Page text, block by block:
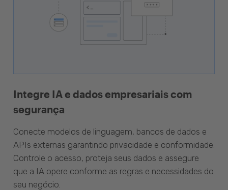
Integre IA e dados empresariais com
segurança
Conecte modelos de linguagem, bancos de dados e
APIs externas garantindo privacidade e conformidade.
Controle o acesso, proteja seus dados e assegure
que a IA opere conforme as regras e necessidades do
seu negócio.